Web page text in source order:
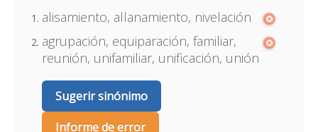
alisamiento, allanamiento, nivelación
agrupación, equiparación, familiar,
reunión, unifamiliar, unificación, unión
Sugerir sinónimo
Informe de error